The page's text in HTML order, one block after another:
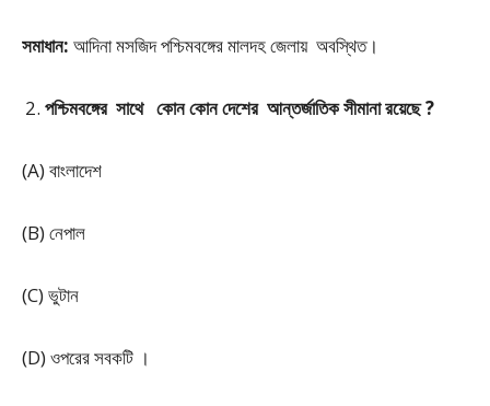
সমাধান: আদিনা মসজিদ পশ্চিমবঙ্গের মালদহ জেলায় অবস্থিত।
পশ্চিমবঙ্গের সাথে কোন কোন দেশের আন্তর্জাতিক সীমানা রয়েছে ?
(A) বাংলাদেশ
(B) নেপাল
(C) ভুটান
(D) ওপরের সবকটি ।